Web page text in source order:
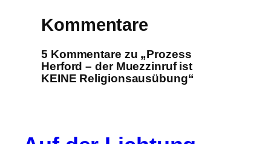
Kommentare
5 Kommentare zu „Prozess
Herford – der Muezzinruf ist
KEINE Religionsausübung“